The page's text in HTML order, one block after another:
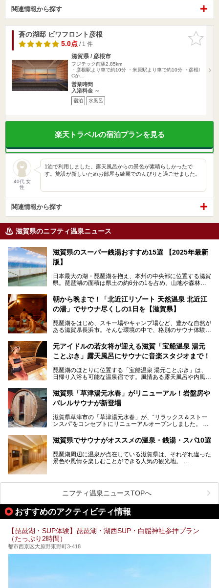
関連情報から探す
お気に入
りに追加
蒼の湖邸 ビワフロント彦根
5.0点/ 1 件
滋賀県 / 彦根市
フジテック前駅2.85km
・彦根駅より車で約10分 ・米原駅より車で約10分 ・彦根I
Cか…
営業時間
入浴料金 ～
宿泊 水風呂
楽天トラベルの宿泊プランを見る
40代 女
性
1泊で利用しました。露天風呂からの景色が素晴らしかったで
す。施設が新しいためお部屋も綺麗でのんびりと過ごせました。
関連情報から探す
滋賀県のニフティ温泉ニュース
滋賀県のスーパー銭湯おすすめ15選 【2025年最新
版】
日本最大の湖・琵琶湖を抱え、本州の中央部に位置する滋賀
県。琵琶湖の面積は県土の約6分の1を占め、山地や森林部
して栄え、県内には世界遺産の比叡山延暦寺、天守が国宝に
指定されている彦根城、国の特別史跡の安土城跡など、多数
の史跡があります。
琵琶湖の雄大な景色を眺めながら入れる施設もありますよ。
朝から晩まで！「北近江リゾート 天然温泉 北近江
の湯」でサウナ尽くしの1日を【滋賀県】
琵琶湖をはじめ、スキー場やキャンプ場など、豊かな自然が
ある滋賀県長浜市。そんな環境の中で、格別のサウナ体験を
今回は、「北近江リゾート 天然温泉 北近江の湯」で朝から
晩まで楽しめる過ごし方をご紹介！ サウナ設備やサウナド
違いなしですよ。
───
この記事は北近江リゾート 天然温泉 北近江の湯のPR記事で
す。
元アイドルの若女将が迎える滋賀「宝船温泉 湯元
ことぶき」露天風呂にサウナに音楽スタジオまで！
琵琶湖のほとりに位置する「宝船温泉 湯元ことぶき」は、
日帰り入浴も可能な温泉宿です。風情ある露天風呂や内風
ープン。湖からそよぐ爽やかな風を感じながらサウナと温泉
が楽しめます。
を打てるのも醍醐味の一つ。そして、若女将はなんと「元ア
イドル」の現役アーティスト。音楽スタジオまで備えたユニ
滋賀県「草津湯元水春」がリニューアル！岩盤房や
バレルサウナが新登場
滋賀県草津市の「草津湯元水春」が、“リラックス＆ストー
ンスパ”をコンセプトにリニューアルオープンしました。
たほか、岩盤房やバレルサウナも新設されました。さらに地
産地消をテーマにしたレストランメニューもパワーアップ。
今回新しくなった「草津湯元水春」の魅力を余すところなく
紹介します。
滋賀県でサウナがオススメの温泉・銭湯・スパ10選
琵琶湖周辺に温泉が点在している滋賀県は、それぞれ違った
景色や風情を楽しむことができる人気の観光地。
旅行やお出かけのついではもちろん、近隣にお住いの方はぜ
ひ気軽に立ち寄ってみてくださいね。
ニフティ温泉ニュースTOPへ
おすすめのアクティビティ情報
【琵琶湖・SUP体験】琵琶湖・湖西SUP・白鬚神社参拝プラン
（たっぷり2時間）
都市西京区大原野東野町3-418